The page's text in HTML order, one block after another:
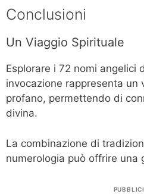
Conclusioni
Un Viaggio Spirituale
Esplorare i 72 nomi angelici
invocazione rappresenta un
profano, permettendo di
divina.
La combinazione di
numerologia può offrire una